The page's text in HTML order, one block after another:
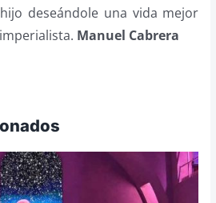
deseándole una vida mejor
Manuel Cabrera